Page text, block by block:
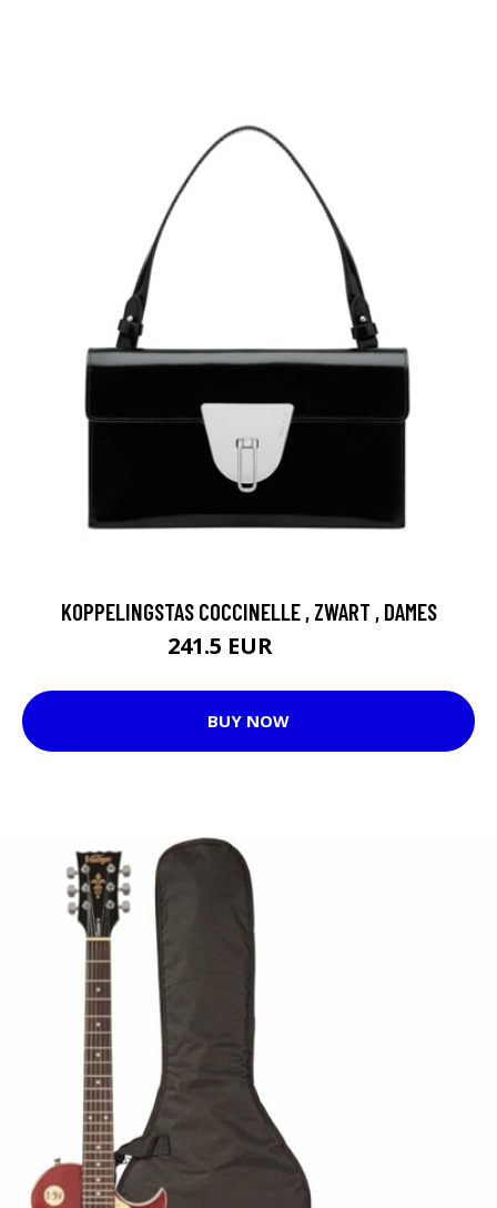
KOPPELINGSTAS COCCINELLE , ZWART , DAMES
241.5 EUR
BUY NOW